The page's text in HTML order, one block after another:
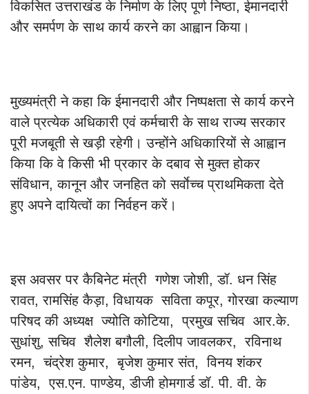
विकसित उत्तराखंड के निर्माण के लिए पूर्ण निष्ठा, ईमानदारी
और समर्पण के साथ कार्य करने का आह्वान किया।
मुख्यमंत्री ने कहा कि ईमानदारी और निष्पक्षता से कार्य करने
वाले प्रत्येक अधिकारी एवं कर्मचारी के साथ राज्य सरकार
पूरी मजबूती से खड़ी रहेगी। उन्होंने अधिकारियों से आह्वान
किया कि वे किसी भी प्रकार के दबाव से मुक्त होकर
संविधान, कानून और जनहित को सर्वाेच्च प्राथमिकता देते
हुए अपने दायित्वों का निर्वहन करें।
इस अवसर पर कैबिनेट मंत्री गणेश जोशी, डॉ. धन सिंह
रावत, रामसिंह कैड़ा, विधायक सविता कपूर, गोरखा कल्याण
परिषद की अध्यक्ष ज्योति कोटिया, प्रमुख सचिव आर.के.
सुधांशु, सचिव शैलेश बगौली, दिलीप जावलकर, रविनाथ
रमन, चंद्रेश कुमार, बृजेश कुमार संत, विनय शंकर
पांडेय, एस.एन. पाण्डेय, डीजी होमगार्ड डॉ. पी. वी. के